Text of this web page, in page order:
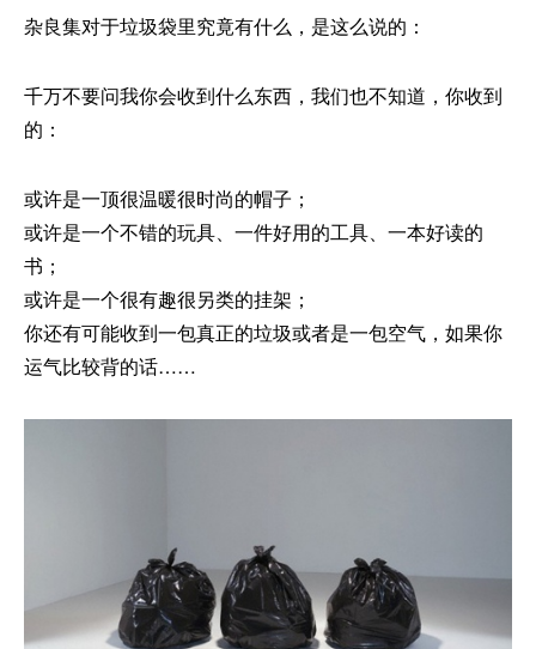
杂良集对于垃圾袋里究竟有什么，是这么说的：
千万不要问我你会收到什么东西，我们也不知道，你收到
的：
或许是一顶很温暖很时尚的帽子；
或许是一个不错的玩具、一件好用的工具、一本好读的
书；
或许是一个很有趣很另类的挂架；
你还有可能收到一包真正的垃圾或者是一包空气，如果你
运气比较背的话……